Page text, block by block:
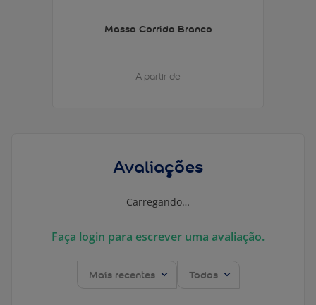
Massa Corrida Branco
A partir de
Avaliações
Carregando…
Faça login para escrever uma avaliação.
Mais recentes Todos